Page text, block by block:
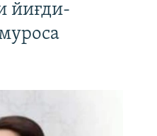
йиғди-